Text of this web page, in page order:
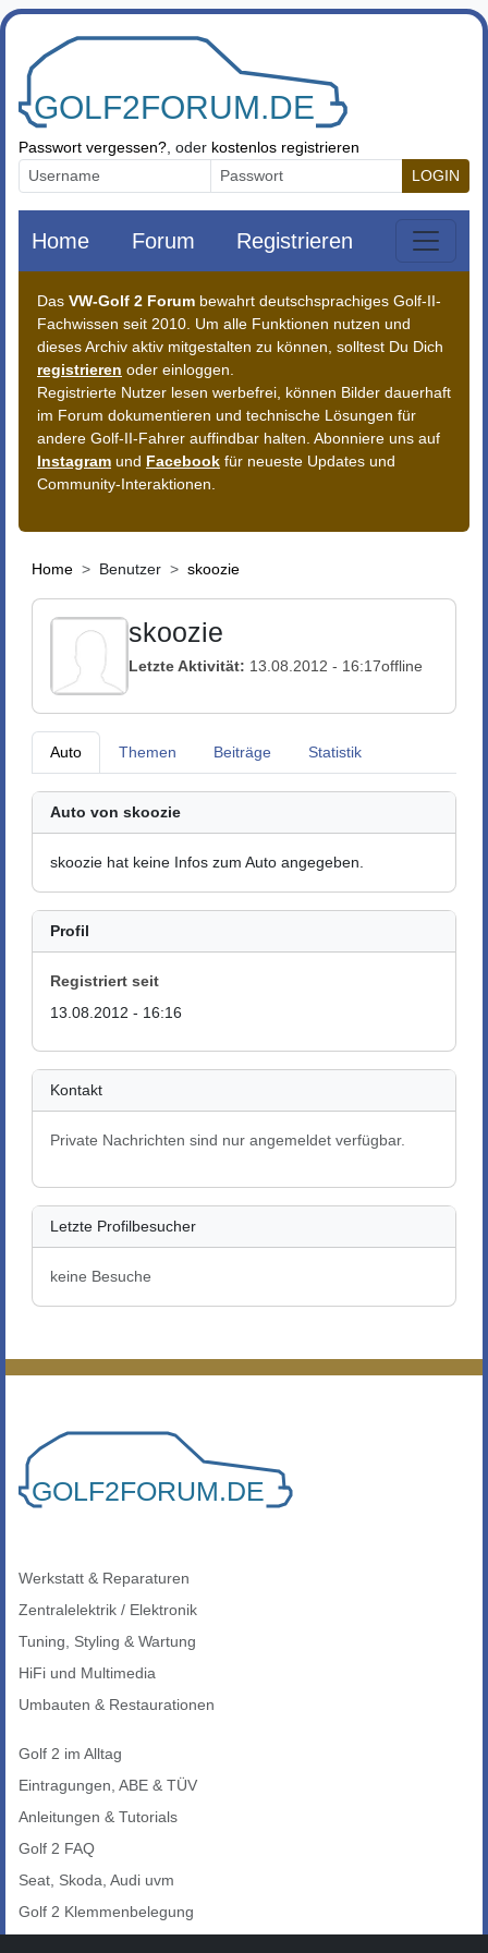
Zum Inhalt springen
Passwort vergessen? , oder kostenlos registrieren
LOGIN
Home Forum Registrieren
Das VW-Golf 2 Forum bewahrt deutschsprachiges Golf-II-
Fachwissen seit 2010. Um alle Funktionen nutzen und
dieses Archiv aktiv mitgestalten zu können, solltest Du Dich
registrieren oder einloggen.
Registrierte Nutzer lesen werbefrei, können Bilder dauerhaft
im Forum dokumentieren und technische Lösungen für
andere Golf-II-Fahrer auffindbar halten. Abonniere uns auf
Instagram und Facebook für neueste Updates und
Community-Interaktionen.
Home Benutzer skoozie
skoozie
Letzte Aktivität: 13.08.2012 - 16:17offline
Auto Themen Beiträge Statistik
Auto von skoozie
skoozie hat keine Infos zum Auto angegeben.
Profil
Registriert seit
13.08.2012 - 16:16
Kontakt
Private Nachrichten sind nur angemeldet verfügbar.
Letzte Profilbesucher
keine Besuche
Werkstatt & Reparaturen
Zentralelektrik / Elektronik
Tuning, Styling & Wartung
HiFi und Multimedia
Umbauten & Restaurationen
Golf 2 im Alltag
Eintragungen, ABE & TÜV
Anleitungen & Tutorials
Golf 2 FAQ
Seat, Skoda, Audi uvm
Golf 2 Klemmenbelegung